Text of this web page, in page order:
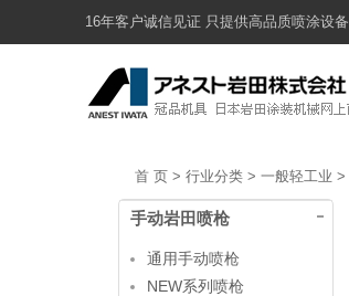
16年客户诚信见证 只提供高品质喷涂设备
首 页 > 行业分类 > 一般轻工业 >
手动岩田喷枪
通用手动喷枪
NEW系列喷枪